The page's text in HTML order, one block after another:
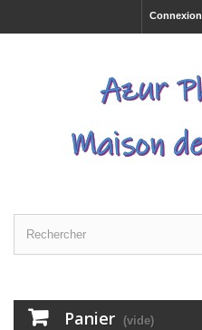
Connexion
Panier (vide)